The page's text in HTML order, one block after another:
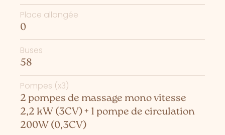
Place allongée
0
Buses
58
Pompes (x3)
2 pompes de massage mono vitesse
2,2 kW (3CV) + 1 pompe de circulation
200W (0,3CV)